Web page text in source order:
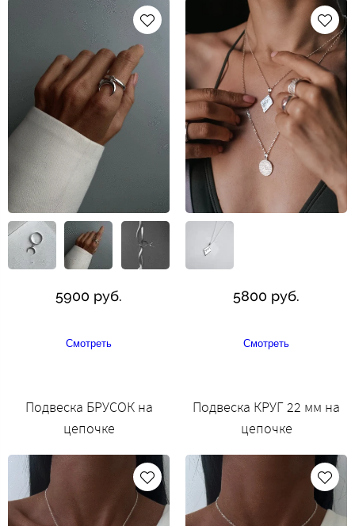
5900 руб.
Смотреть
5800 руб.
Смотреть
Подвеска БРУСОК на
цепочке
Подвеска КРУГ 22 мм на
цепочке